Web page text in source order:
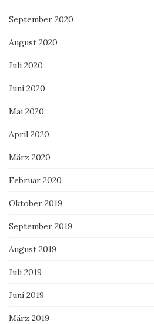
September 2020
August 2020
Juli 2020
Juni 2020
Mai 2020
April 2020
März 2020
Februar 2020
Oktober 2019
September 2019
August 2019
Juli 2019
Juni 2019
März 2019